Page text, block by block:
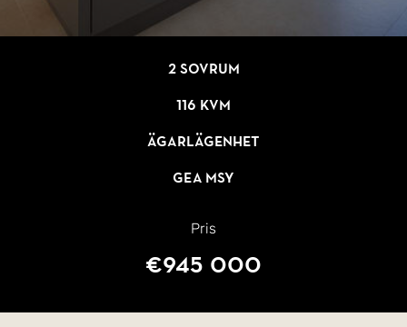
2 sovrum
116 kvm
Ägarlägenhet
GEA MSY
Pris
€945 000